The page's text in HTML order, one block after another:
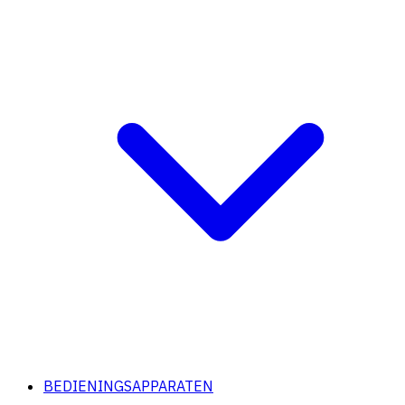
BEDIENINGSAPPARATEN